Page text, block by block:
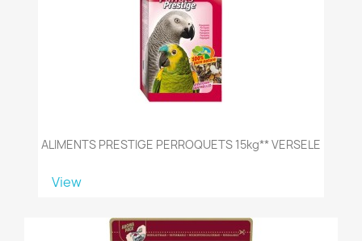
ALIMENTS PRESTIGE PERROQUETS 15kg** VERSELE
View